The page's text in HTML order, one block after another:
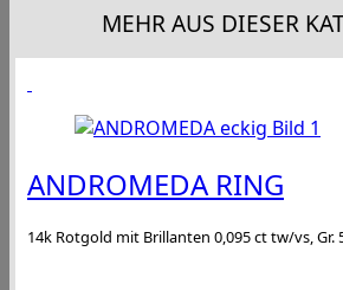
MEHR AUS DIESER
ANDROMEDA RING
14k Rotgold mit Brillanten 0,095 ct tw/vs, Gr.